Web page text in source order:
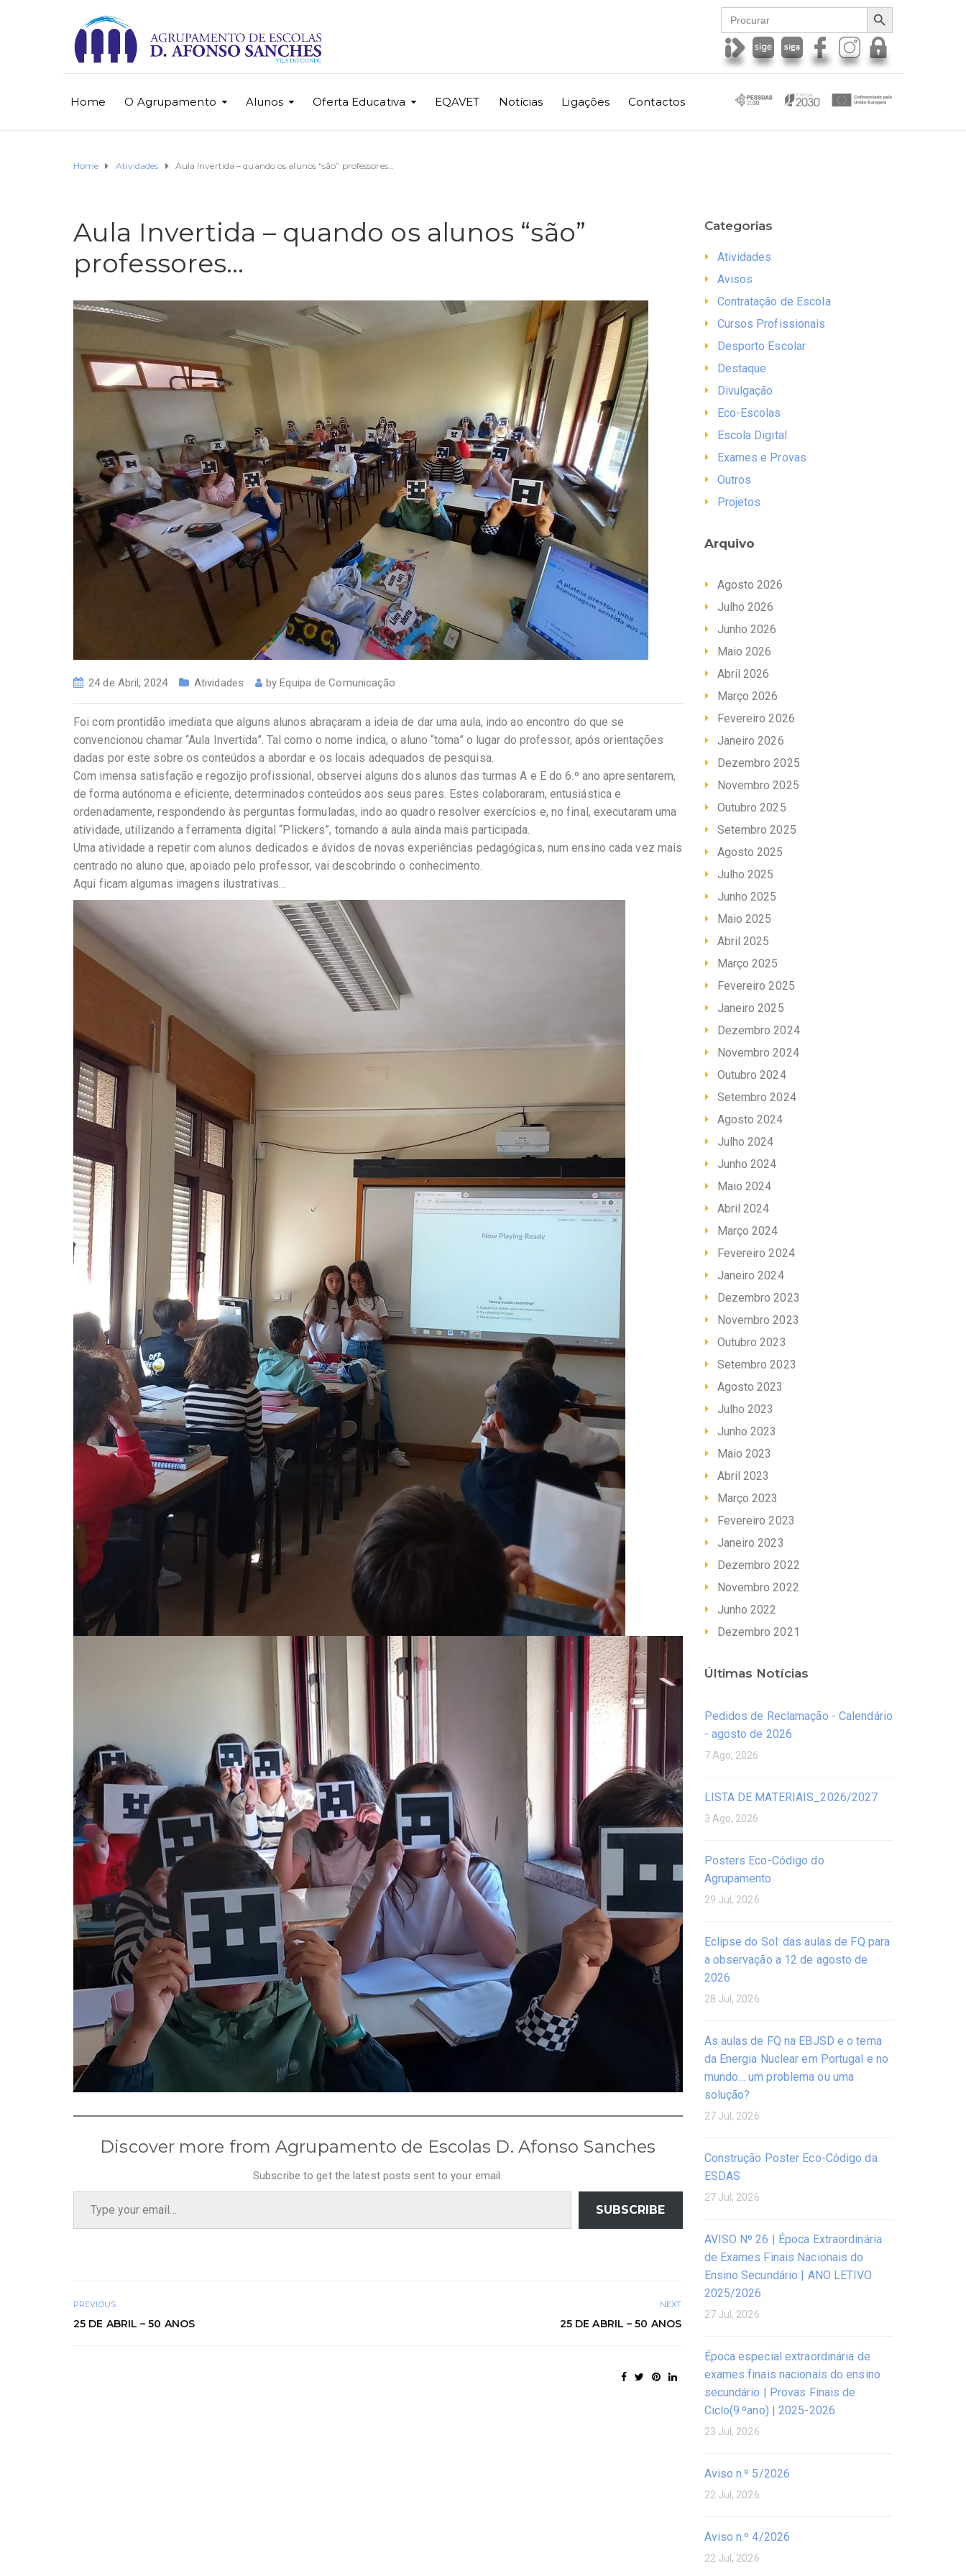
Search
for:
SEARCH BUTTON
Home O Agrupamento Alunos Oferta Educativa EQAVET Notícias Ligações Contactos
Home Atividades Aula Invertida – quando os alunos “são” professores…
Aula Invertida – quando os alunos “são”
professores…
24 de Abril, 2024 Atividades byEquipa de Comunicação
Foi com prontidão imediata que alguns alunos abraçaram a ideia de dar uma aula, indo ao encontro do que se
convencionou chamar “Aula Invertida”. Tal como o nome indica, o aluno “toma” o lugar do professor, após orientações
dadas por este sobre os conteúdos a abordar e os locais adequados de pesquisa.
Com imensa satisfação e regozijo profissional, observei alguns dos alunos das turmas A e E do 6.º ano apresentarem,
de forma autónoma e eficiente, determinados conteúdos aos seus pares. Estes colaboraram, entusiástica e
ordenadamente, respondendo às perguntas formuladas, indo ao quadro resolver exercícios e, no final, executaram uma
atividade, utilizando a ferramenta digital “Plickers”, tornando a aula ainda mais participada.
Uma atividade a repetir com alunos dedicados e ávidos de novas experiências pedagógicas, num ensino cada vez mais
centrado no aluno que, apoiado pelo professor, vai descobrindo o conhecimento.
Aqui ficam algumas imagens ilustrativas…
Discover more from Agrupamento de Escolas D. Afonso Sanches
Subscribe to get the latest posts sent to your email.
Type your email…
SUBSCRIBE
PREVIOUS
25 DE ABRIL – 50 ANOS
NEXT
25 DE ABRIL – 50 ANOS
Categorias
Atividades
Avisos
Contratação de Escola
Cursos Profissionais
Desporto Escolar
Destaque
Divulgação
Eco-Escolas
Escola Digital
Exames e Provas
Outros
Projetos
Arquivo
Agosto 2026
Julho 2026
Junho 2026
Maio 2026
Abril 2026
Março 2026
Fevereiro 2026
Janeiro 2026
Dezembro 2025
Novembro 2025
Outubro 2025
Setembro 2025
Agosto 2025
Julho 2025
Junho 2025
Maio 2025
Abril 2025
Março 2025
Fevereiro 2025
Janeiro 2025
Dezembro 2024
Novembro 2024
Outubro 2024
Setembro 2024
Agosto 2024
Julho 2024
Junho 2024
Maio 2024
Abril 2024
Março 2024
Fevereiro 2024
Janeiro 2024
Dezembro 2023
Novembro 2023
Outubro 2023
Setembro 2023
Agosto 2023
Julho 2023
Junho 2023
Maio 2023
Abril 2023
Março 2023
Fevereiro 2023
Janeiro 2023
Dezembro 2022
Novembro 2022
Junho 2022
Dezembro 2021
Últimas Notícias
Pedidos de Reclamação - Calendário
- agosto de 2026
7 Ago, 2026
LISTA DE MATERIAIS_2026/2027
3 Ago, 2026
Posters Eco-Código do
Agrupamento
29 Jul, 2026
Eclipse do Sol: das aulas de FQ para
a observação a 12 de agosto de
2026
28 Jul, 2026
As aulas de FQ na EBJSD e o tema
da Energia Nuclear em Portugal e no
mundo… um problema ou uma
solução?
27 Jul, 2026
Construção Poster Eco-Código da
ESDAS
27 Jul, 2026
AVISO Nº 26 | Época Extraordinária
de Exames Finais Nacionais do
Ensino Secundário | ANO LETIVO
2025/2026
27 Jul, 2026
Época especial extraordinária de
exames finais nacionais do ensino
secundário | Provas Finais de
Ciclo(9.ºano) | 2025-2026
23 Jul, 2026
Aviso n.º 5/2026
22 Jul, 2026
Aviso n.º 4/2026
22 Jul, 2026